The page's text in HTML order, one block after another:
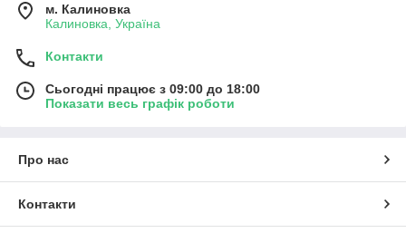
м. Калиновка
Калиновка, Україна
Контакти
Сьогодні працює з 09:00 до 18:00
Показати весь графік роботи
Про нас
Контакти